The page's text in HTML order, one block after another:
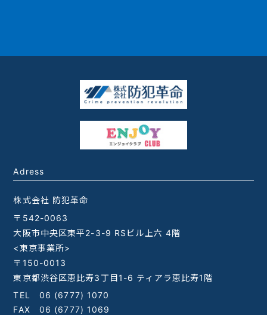
Adress
株式会社 防犯革命
〒542-0063
大阪市中央区東平2-3-9 RSビル上六 4階
<東京事業所>
〒150-0013
東京都渋谷区恵比寿3丁目1-6 ティアラ恵比寿1階
TEL 06 (6777) 1070
FAX 06 (6777) 1069